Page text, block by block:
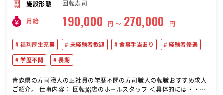
施設形態 回転寿司
月給 190,000 円 〜 270,000 円
福利厚生充実 未経験者歓迎 食事手当あり 経験者優遇
学歴不問 長期
青森県の寿司職人の正社員の学歴不問の寿司職人の転職おすすめ求人
ご紹介。 仕事内容： 回転鮨店のホールスタッフ ＜具体的には・・・